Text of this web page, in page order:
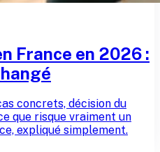
France en 2026 :
concrets, décision du
que risque vraiment un
expliqué simplement.